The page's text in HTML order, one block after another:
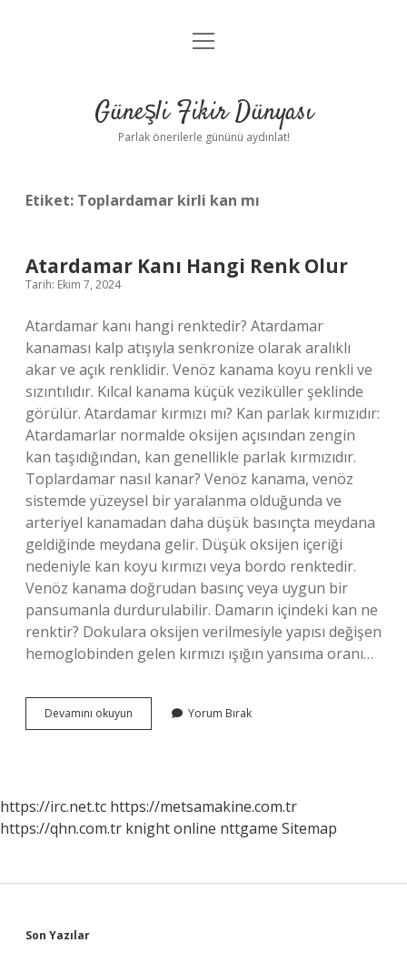
Anasayfa
Yasal Uyarı
menüyü
Güneşli Fikir Dünyası
Parlak önerilerle gününü aydınlat!
Etiket: Toplardamar kirli kan mı
Atardamar Kanı Hangi Renk Olur
Tarih: Ekim 7, 2024
Atardamar kanı hangi renktedir? Atardamar
kanaması kalp atışıyla senkronize olarak aralıklı
akar ve açık renklidir. Venöz kanama koyu renkli ve
sızıntılıdır. Kılcal kanama küçük veziküller şeklinde
görülür. Atardamar kırmızı mı? Kan parlak kırmızıdır:
Atardamarlar normalde oksijen açısından zengin
kan taşıdığından, kan genellikle parlak kırmızıdır.
Toplardamar nasıl kanar? Venöz kanama, venöz
sistemde yüzeysel bir yaralanma olduğunda ve
arteriyel kanamadan daha düşük basınçta meydana
geldiğinde meydana gelir. Düşük oksijen içeriği
nedeniyle kan koyu kırmızı veya bordo renktedir.
Venöz kanama doğrudan basınç veya uygun bir
pansumanla durdurulabilir. Damarın içindeki kan ne
renktir? Dokulara oksijen verilmesiyle yapısı değişen
hemoglobinden gelen kırmızı ışığın yansıma oranı…
Devamını okuyun Atardamar
Kanı
Yorum Bırak
https://irc.net.tc https://metsamakine.com.tr
https://qhn.com.tr knight online nttgame Sitemap
Son Yazılar